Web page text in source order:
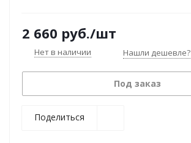
2 660 руб./шт
Нет в наличии Нашли дешевле?
Под заказ
Поделиться